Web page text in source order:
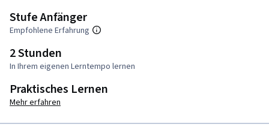
Stufe Anfänger
Empfohlene Erfahrung
2 Stunden
In Ihrem eigenen Lerntempo lernen
Praktisches Lernen
Mehr erfahren